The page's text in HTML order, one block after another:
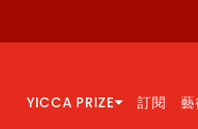
YICCA PRIZE 訂閱 藝